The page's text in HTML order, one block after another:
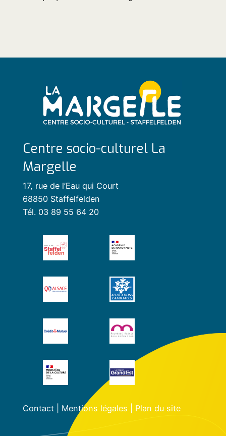
Centre socio-culturel La
Margelle
17, rue de l’Eau qui Court
68850 Staffelfelden
Tél. 03 89 55 64 20
Contact| Mentions légales Plan du site